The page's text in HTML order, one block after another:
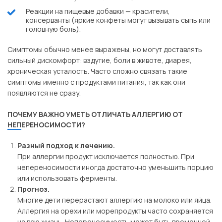
Реакции на пищевые добавки — красители,
консерванты (яркие конфеты могут вызывать сыпь или
головную боль).
Симптомы обычно менее выражены, но могут доставлять
сильный дискомфорт: вздутие, боли в животе, диарея,
хроническая усталость. Часто сложно связать такие
симптомы именно с продуктами питания, так как они
появляются не сразу.
ПОЧЕМУ ВАЖНО УМЕТЬ ОТЛИЧАТЬ АЛЛЕРГИЮ ОТ
НЕПЕРЕНОСИМОСТИ?
Разный подход к лечению.
При аллергии продукт исключается полностью. При
непереносимости иногда достаточно уменьшить порцию
или использовать ферменты.
Прогноз.
Многие дети перерастают аллергию на молоко или яйца.
Аллергия на орехи или морепродукты часто сохраняется